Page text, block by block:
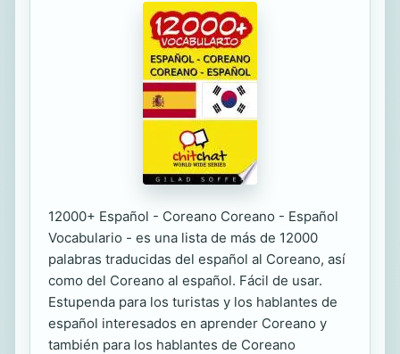
12000+ Español - Coreano Coreano - Español
Vocabulario - es una lista de más de 12000
palabras traducidas del español al Coreano, así
como del Coreano al español. Fácil de usar.
Estupenda para los turistas y los hablantes de
español interesados en aprender Coreano y
también para los hablantes de Coreano